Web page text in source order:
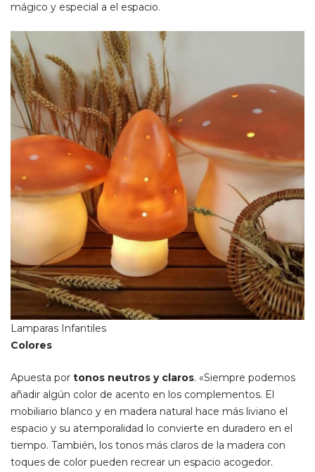
mágico y especial a el espacio.
Lamparas Infantiles
Colores
Apuesta por tonos neutros y claros. «Siempre podemos
añadir algún color de acento en los complementos. El
mobiliario blanco y en madera natural hace más liviano el
espacio y su atemporalidad lo convierte en duradero en el
tiempo. También, los tonos más claros de la madera con
toques de color pueden recrear un espacio acogedor.